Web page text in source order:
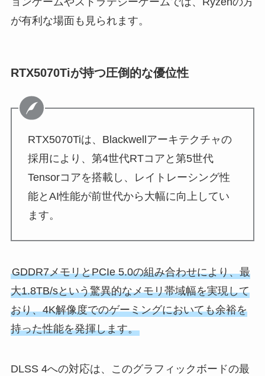
が有利な場面も見られます。
RTX5070Tiが持つ圧倒的な優位性
RTX5070Tiは、Blackwellアーキテクチャの
採用により、第4世代RTコアと第5世代
Tensorコアを搭載し、レイトレーシング性
能とAI性能が前世代から大幅に向上してい
ます。
GDDR7メモリとPCIe 5.0の組み合わせにより、最
大1.8TB/sという驚異的なメモリ帯域幅を実現して
おり、4K解像度でのゲーミングにおいても余裕を
持った性能を発揮します。
DLSS 4への対応は、このグラフィックボードの最